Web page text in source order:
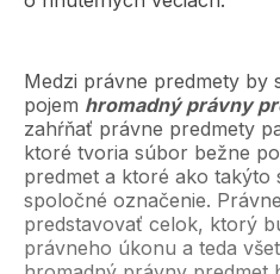
Medzi právne predmety by
pojem hromadný právny
zahŕňať právne predmety
ktoré tvoria súbor bežne
predmet a ktoré ako takýto
spoločné označenie.
predstavovať celok, ktorý
právneho úkonu a teda